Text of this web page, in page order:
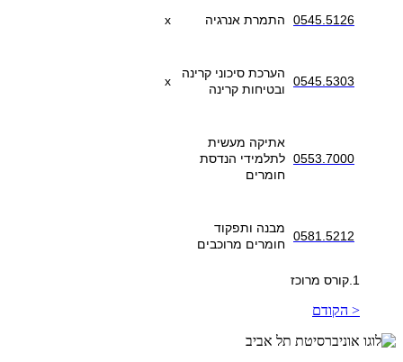
0545.5126 התמרת אנרגיה x
0545.5303
הערכת סיכוני קרינה
ובטיחות קרינה
x
0553.7000
אתיקה מעשית
לתלמידי הנדסת
חומרים
0581.5212
מבנה ותפקוד
חומרים מרוכבים
1.קורס מרוכז
< הקודם